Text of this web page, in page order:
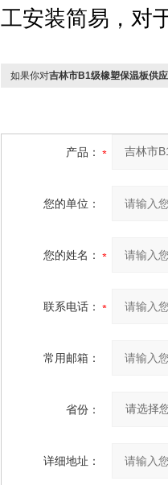
工安装简易，对
如果你对吉林市B1级橡塑保温板供
产品：
您的单位：
您的姓名：
联系电话：
常用邮箱：
省份：
详细地址：